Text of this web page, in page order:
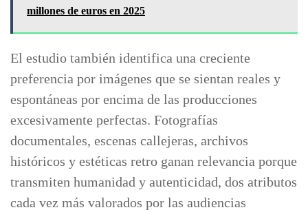
millones de euros en 2025
El estudio también identifica una creciente
preferencia por imágenes que se sientan reales y
espontáneas por encima de las producciones
excesivamente perfectas. Fotografías
documentales, escenas callejeras, archivos
históricos y estéticas retro ganan relevancia porque
transmiten humanidad y autenticidad, dos atributos
cada vez más valorados por las audiencias